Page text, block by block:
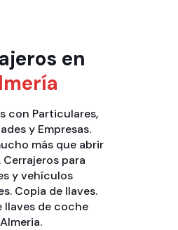
en
con Particulares,
y Empresas.
más que abrir
Cerrajeros para
y vehículos
. Copia de llaves.
llaves de coche
Almeria.